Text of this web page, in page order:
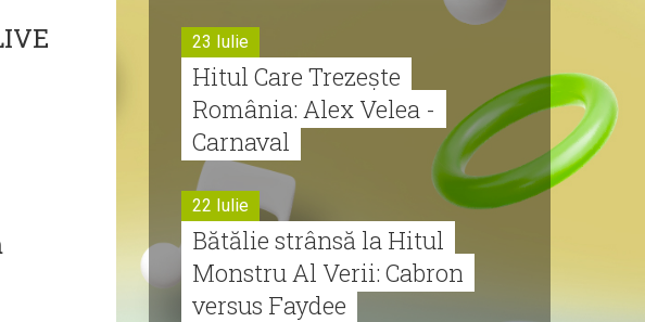
23 Iulie
Hitul Care Trezește
România: Alex Velea -
Carnaval
22 Iulie
Bătălie strânsă la Hitul
Monstru Al Verii: Cabron
versus Faydee